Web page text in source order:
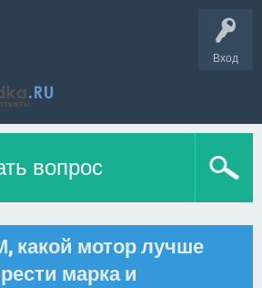
Вход
вопрос
какой мотор лучше
марка и